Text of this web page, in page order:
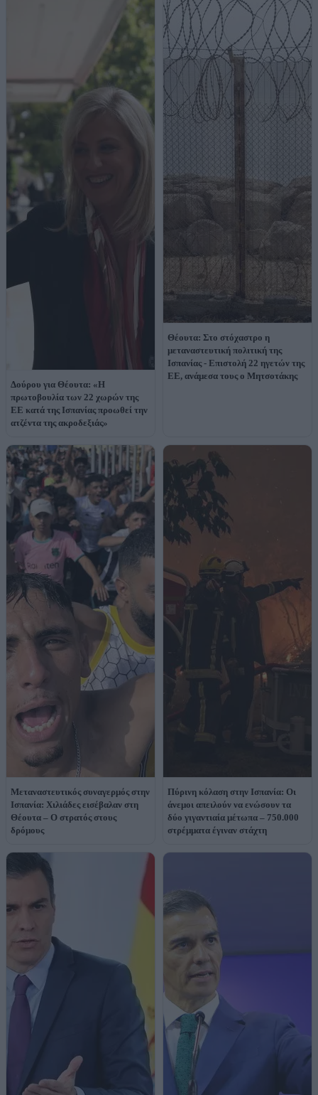
Δούρου για Θέουτα: «Η
πρωτοβουλία των 22 χωρών της
ΕΕ κατά της Ισπανίας προωθεί την
ατζέντα της ακροδεξιάς»
Θέουτα: Στο στόχαστρο η
μεταναστευτική πολιτική της
Ισπανίας - Επιστολή 22 ηγετών της
ΕΕ, ανάμεσα τους ο Μητσοτάκης
Μεταναστευτικός συναγερμός στην
Ισπανία: Χιλιάδες εισέβαλαν στη
Θέουτα – Ο στρατός στους
δρόμους
Πύρινη κόλαση στην Ισπανία: Οι
άνεμοι απειλούν να ενώσουν τα
δύο γιγαντιαία μέτωπα – 750.000
στρέμματα έγιναν στάχτη